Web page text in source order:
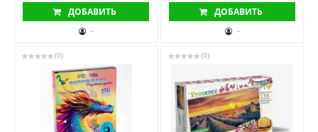
ДОБАВИТЬ
-
ДОБАВИТЬ
-
(0) (0)